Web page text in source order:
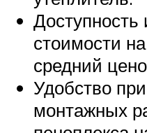
стоимости
средний
Удобство
монтажных